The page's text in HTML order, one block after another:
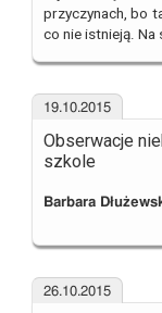
przyczynach, bo
co nie istnieją. Na
19.10.2015
Obserwacje
szkole
Barbara
26.10.2015